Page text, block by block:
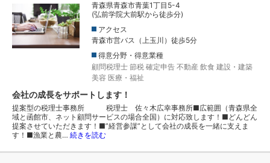
青森県青森市青葉1丁目5-4
(弘前学院大前駅から徒歩分)
アクセス
青森市営バス（上玉川）徒歩5分
得意分野・得意業種
顧問税理士 節税 確定申告 不動産 飲食 建設・建築
美容 医療・福祉
会社の成長をサポートします！
提案型の税理士事務所 税理士 佐々木広幸事務所■広範囲（青森県全
域と函館市、ネット顧問サービスの場合全国）に対応致します！■どんどん
提案させていただきます！■”経営参謀”として会社の成長を一緒に支えま
す！■漁業と農… 続きを読む